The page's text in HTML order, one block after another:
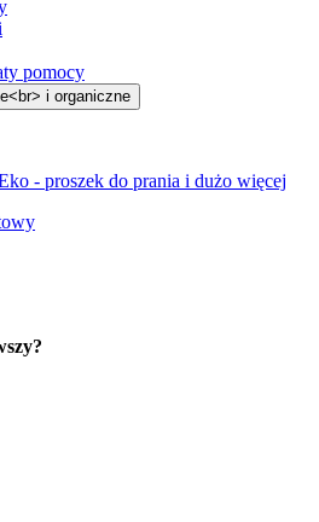
pomocy
- proszek do prania i dużo więcej